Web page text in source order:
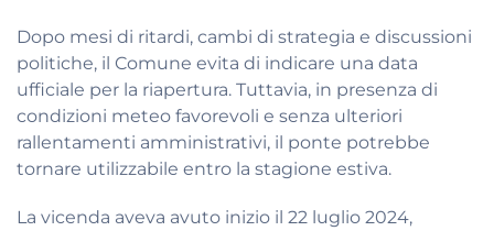
Dopo mesi di ritardi, cambi di strategia e discussioni
politiche, il Comune evita di indicare una data
ufficiale per la riapertura. Tuttavia, in presenza di
condizioni meteo favorevoli e senza ulteriori
rallentamenti amministrativi, il ponte potrebbe
tornare utilizzabile entro la stagione estiva.
La vicenda aveva avuto inizio il 22 luglio 2024,